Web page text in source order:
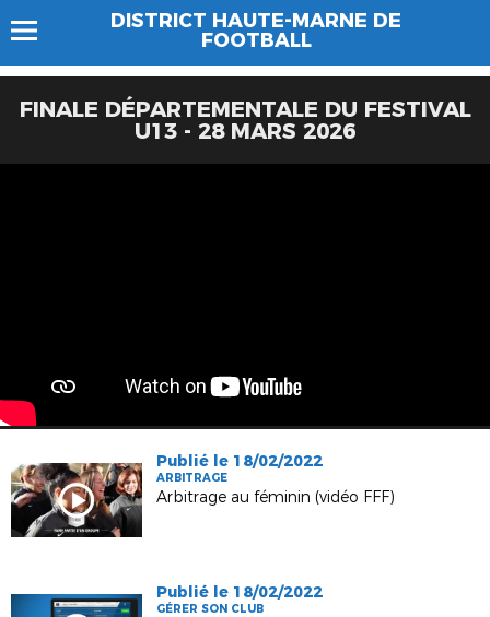
DISTRICT HAUTE-MARNE DE
FOOTBALL
FINALE DÉPARTEMENTALE DU FESTIVAL
U13 - 28 MARS 2026
Publié le 18/02/2022
ARBITRAGE
Arbitrage au féminin (vidéo FFF)
Publié le 18/02/2022
GÉRER SON CLUB